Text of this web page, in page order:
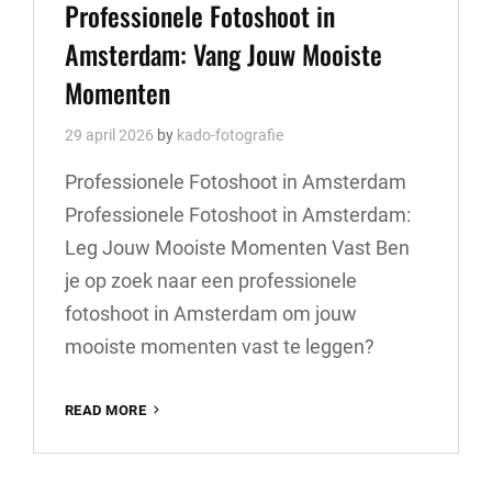
Professionele Fotoshoot in
Amsterdam: Vang Jouw Mooiste
Momenten
29 april 2026 by kado-fotografie
Professionele Fotoshoot in Amsterdam
Professionele Fotoshoot in Amsterdam:
Leg Jouw Mooiste Momenten Vast Ben
je op zoek naar een professionele
fotoshoot in Amsterdam om jouw
mooiste momenten vast te leggen?
READ MORE
IN